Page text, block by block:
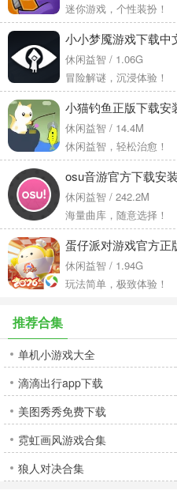
迷你游戏，个性装扮！
小小梦魇游戏下载中
v1.4 最新版
休闲益智 / 1.06G
冒险解谜，沉浸体验！
小猫钓鱼正版下载安
v4.2.12 安卓版
休闲益智 / 14.4M
休闲益智，轻松治愈！
osu音游官方下载安
休闲益智 / 242.2M
海量曲库，随意选择！
蛋仔派对游戏官方正
版
休闲益智 / 1.94G
玩法简单，极致体验！
推荐合集
单机小游戏大全
滴滴出行app下载
美图秀秀免费下载
霓虹画风游戏合集
狼人对决合集